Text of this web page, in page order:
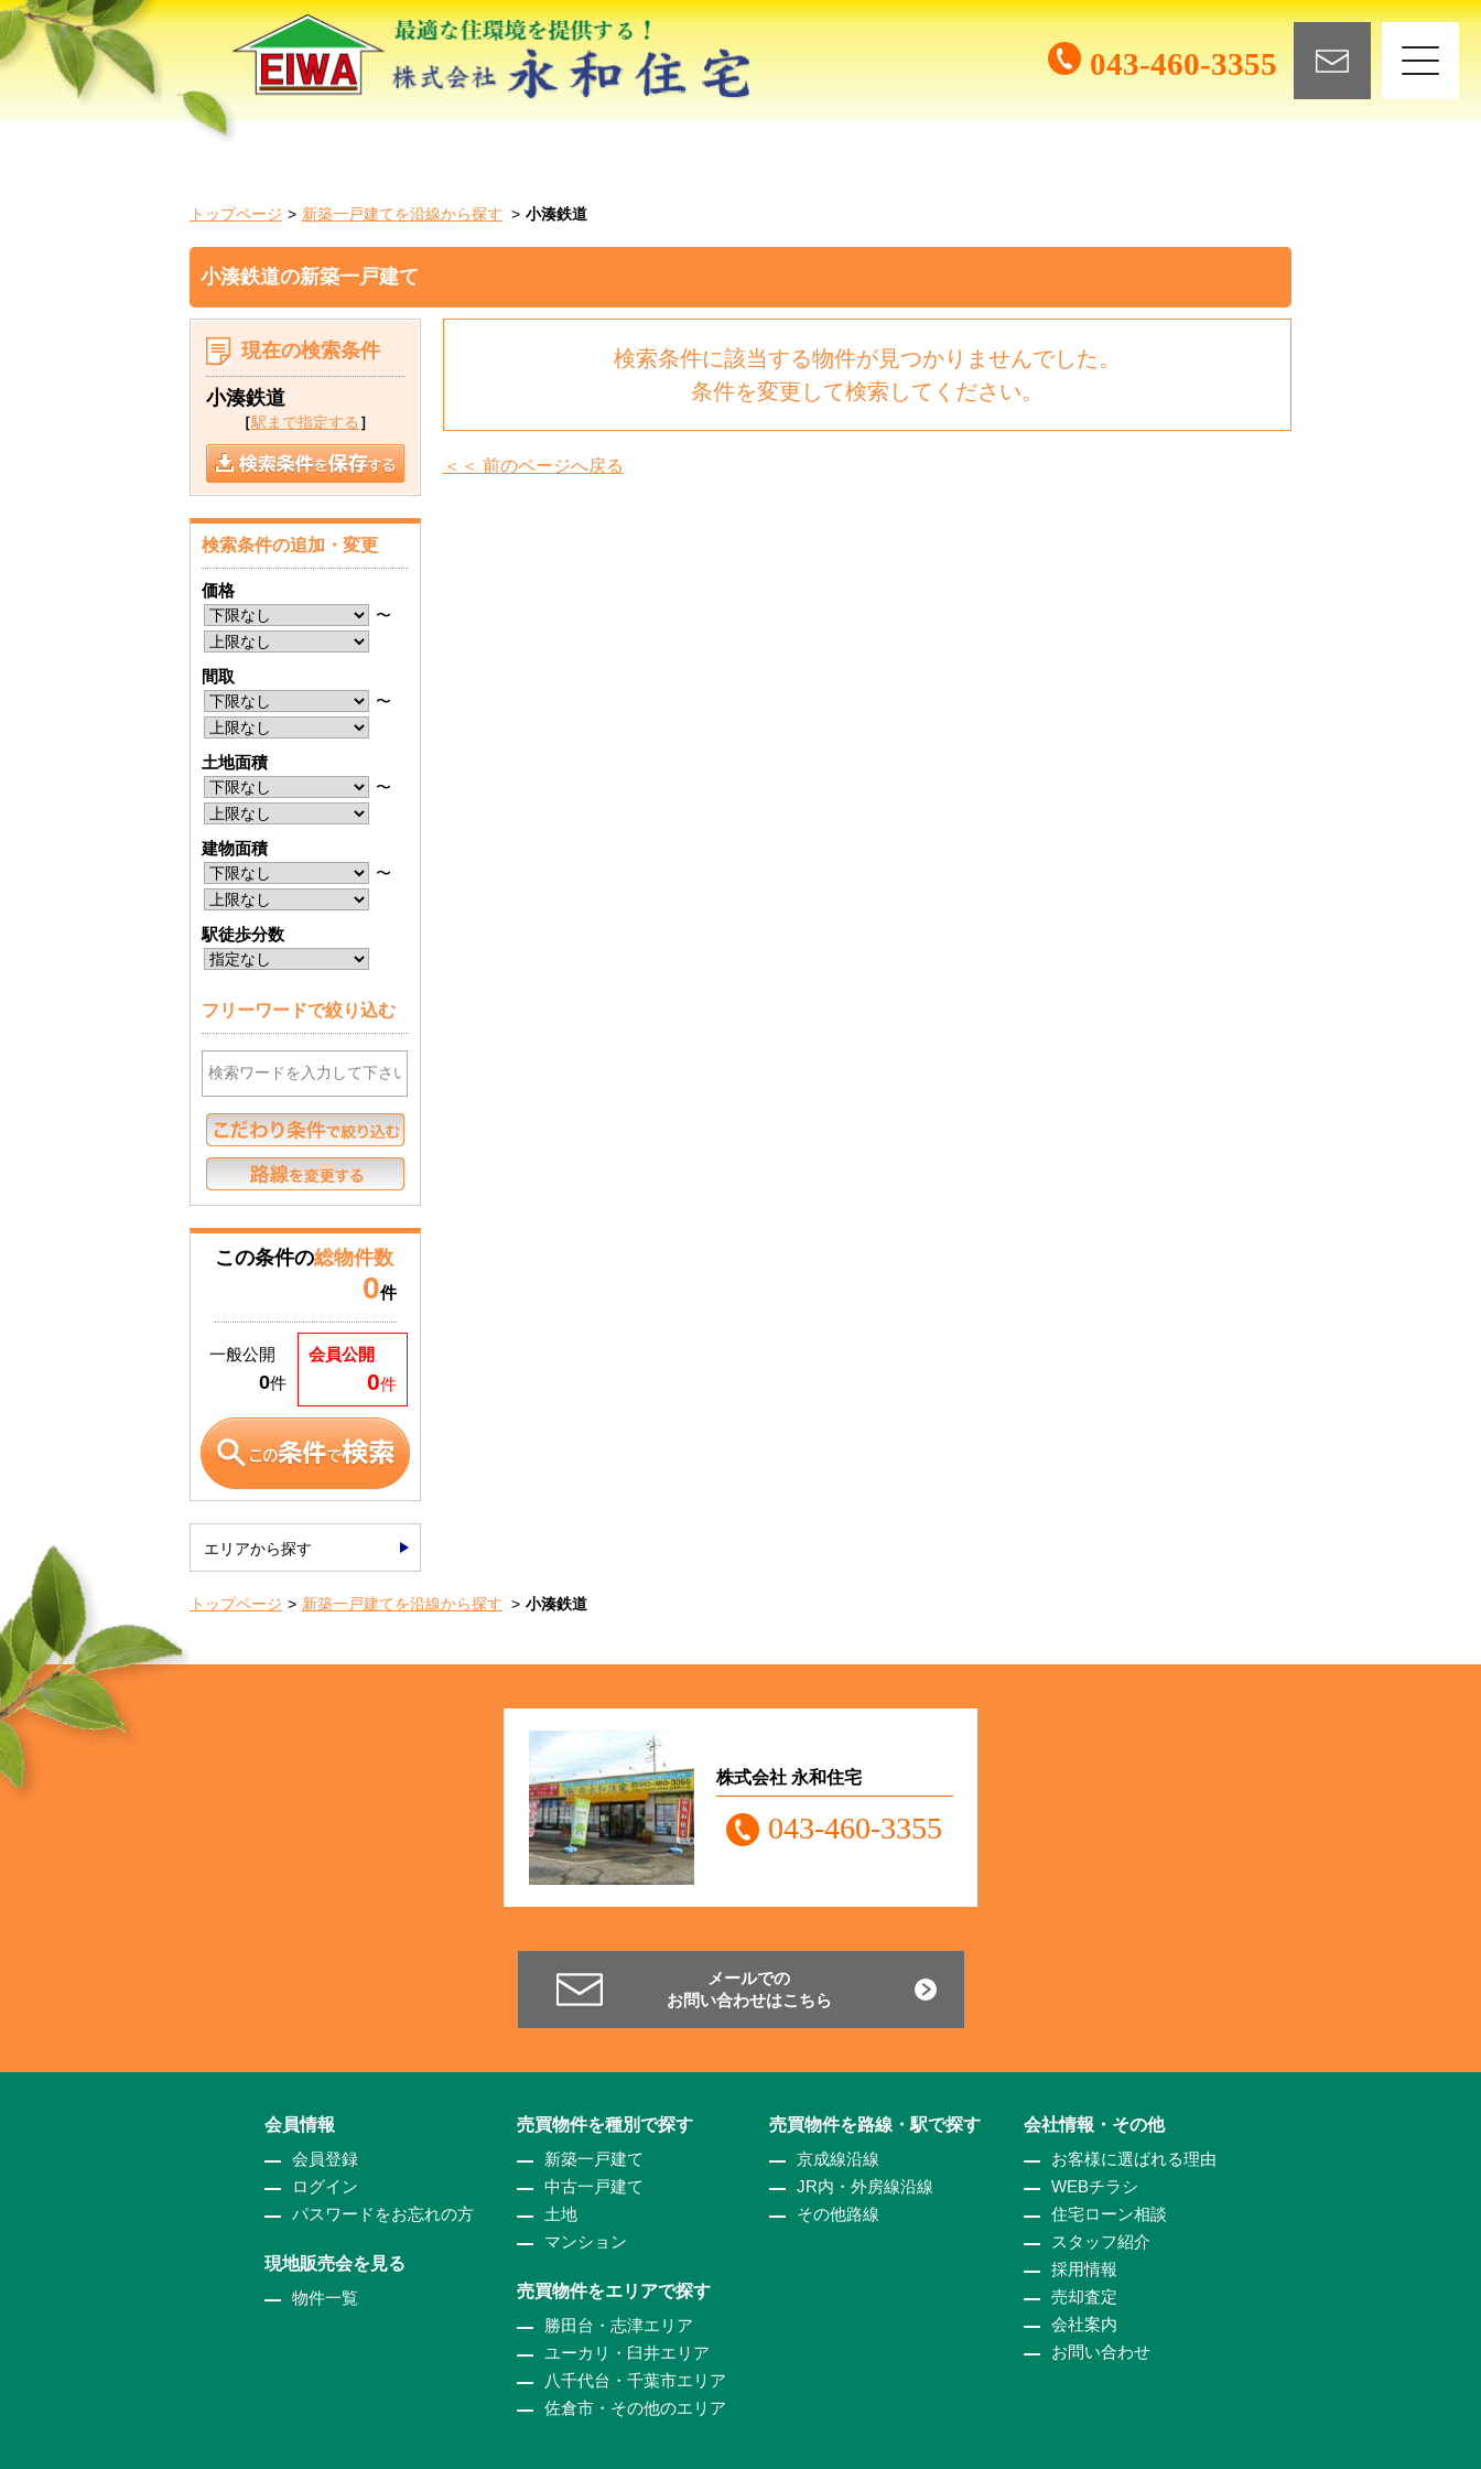
043-460-3355
トップページ 新築一戸建てを沿線から探す 小湊鉄道
小湊鉄道の新築一戸建て
検索条件に該当する物件が見つかりませんでした。
条件を変更して検索してください。
＜＜ 前のページへ戻る
現在の検索条件
小湊鉄道
［駅まで指定する ］
検索条件の追加・変更
価格
〜
間取
〜
土地面積
〜
建物面積
〜
駅徒歩分数
フリーワードで絞り込む
この条件の総物件数
0件
会員公開
0件
一般公開
0件
エリアから探す
トップページ 新築一戸建てを沿線から探す 小湊鉄道
株式会社 永和住宅
043-460-3355
メールでの
お問い合わせはこちら
会員情報
会員登録
ログイン
パスワードをお忘れの方
現地販売会を見る
物件一覧
売買物件を種別で探す
新築一戸建て
中古一戸建て
土地
マンション
売買物件をエリアで探す
勝田台・志津エリア
ユーカリ・臼井エリア
八千代台・千葉市エリア
佐倉市・その他のエリア
売買物件を路線・駅で探す
京成線沿線
JR内・外房線沿線
その他路線
会社情報・その他
お客様に選ばれる理由
WEBチラシ
住宅ローン相談
スタッフ紹介
採用情報
売却査定
会社案内
お問い合わせ